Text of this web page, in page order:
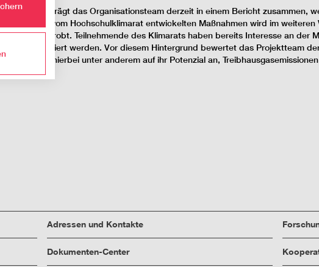
Klimarats trägt das Organisationsteam derzeit in einem Bericht zusammen,
Ein Teil der vom Hochschulklimarat entwickelten Maßnahmen wird im
erprobt. Teilnehmende des Klimarats haben bereits Interesse an der
realisiert werden. Vor diesem Hintergrund bewertet das Projektteam
kommt es hierbei unter anderem auf ihr Potenzial an,
Adressen und Kontakte
Dokumenten-Center